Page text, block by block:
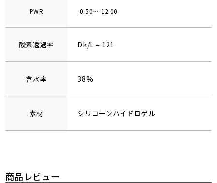
PWR -0.50～-12.00
酸素透過率 Dk/L = 121
含水率 38%
素材 シリコーンハイドロゲル
商品レビュー